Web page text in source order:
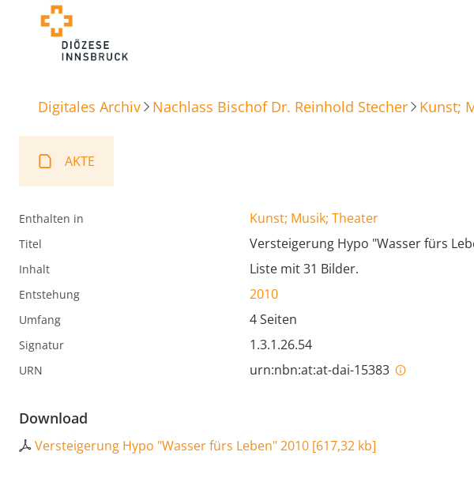
Digitales Archiv Nachlass Bischof Dr. Reinhold Stecher Kunst;
AKTE
Enthalten in Kunst; Musik; Theater
Titel Versteigerung Hypo "Wasser fürs
Inhalt Liste mit 31 Bilder.
Entstehung 2010
Umfang 4 Seiten
Signatur 1.3.1.26.54
URN urn:nbn:at:at-dai-15383
Download
Versteigerung Hypo "Wasser fürs Leben" 2010 [617,32 kb]